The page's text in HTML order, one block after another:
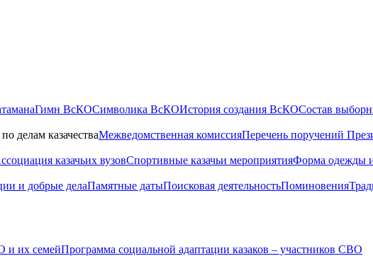
Гимн ВсКОСимволика ВсКОИстория создания ВсКОСостав
делам казачестваМежведомственная комиссияПеречень поручений
казачьих вузовСпортивные казачьи мероприятияФорма одежды
и добрые делаПамятные датыПоисковая деятельностьПоминовения
и их семейПрограмма социальной адаптации казаков – участников СВО